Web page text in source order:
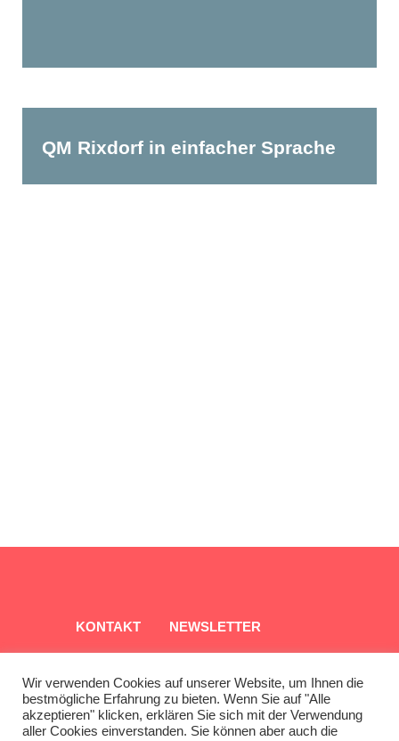
QM Rixdorf in einfacher Sprache
KONTAKT NEWSLETTER
QUARTIERSINFO ARCHIV
IMPRESSUM DATENSCHUTZ
Wir verwenden Cookies auf unserer Website, um Ihnen die
bestmögliche Erfahrung zu bieten. Wenn Sie auf "Alle
akzeptieren" klicken, erklären Sie sich mit der Verwendung
aller Cookies einverstanden. Sie können aber auch die